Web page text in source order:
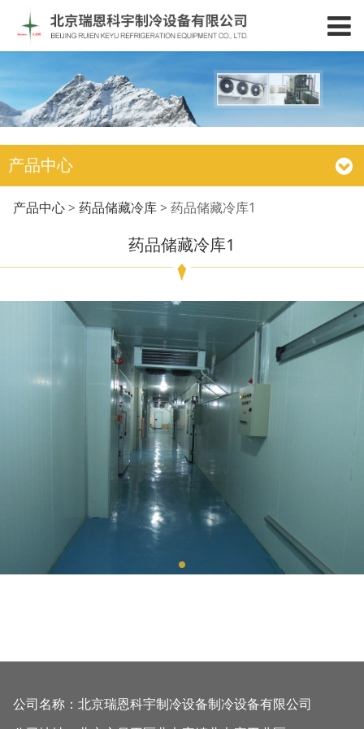
产品中心
药品储藏冷库1
产品中心> 药品储藏冷库> 药品储藏冷库1
药品储藏冷库1
公司名称：北京瑞恩科宇制冷设备制冷设备有限公司